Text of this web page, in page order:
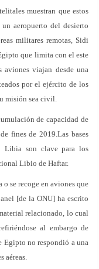
muestran que estos
aeropuerto del desierto
militares remotas, Sidi
que limita con el este
viajan desde una
por el ejército de los
misión sea civil.
de capacidad de
fines de 2019.Las bases
Libia son clave para los
Libio de Haftar.
se recoge en aviones que
[de la ONU] ha escrito
relacionado, lo cual
al embargo de
Egipto no respondió a una
aéreas.